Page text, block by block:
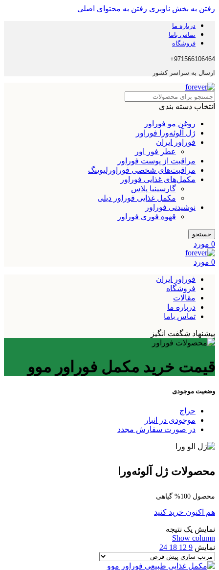
رفتن به بخش ناوبری رفتن به محتوای اصلی
درباره ما
تماس باما
فروشگاه
971566106464+
ارسال به سراسر کشور
انتخاب دسته بندی
روغن مو فوراور
ژل آلوئه‌ورا فوراور
فوراور ایران
عطر فور اور
مراقبت از پوست فوراور
مراقبت‌های شخصی فوراورلیوینگ
مکمل‌های غذایی فوراور
گارسینیا پلاس
مکمل غذایی فوراور دیلی
نوشیدنی فوراور
قهوه فوری فوراور
جستجو
0 مورد
0 مورد
فوراور ایران
فروشگاه
مقالات
درباره ما
تماس باما
پیشنهاد شگفت انگیز
قیمت خرید مکمل فوراور موو
وضعیت موجودی
حراج
موجودی در انبار
در صورت سفارش مجدد
محصولات ژل آلوئه‌ورا
محصول 100% گیاهی
هم اکنون خرید کنید
نمایش یک نتیجه
Show column
نمایش 9
12
18
24